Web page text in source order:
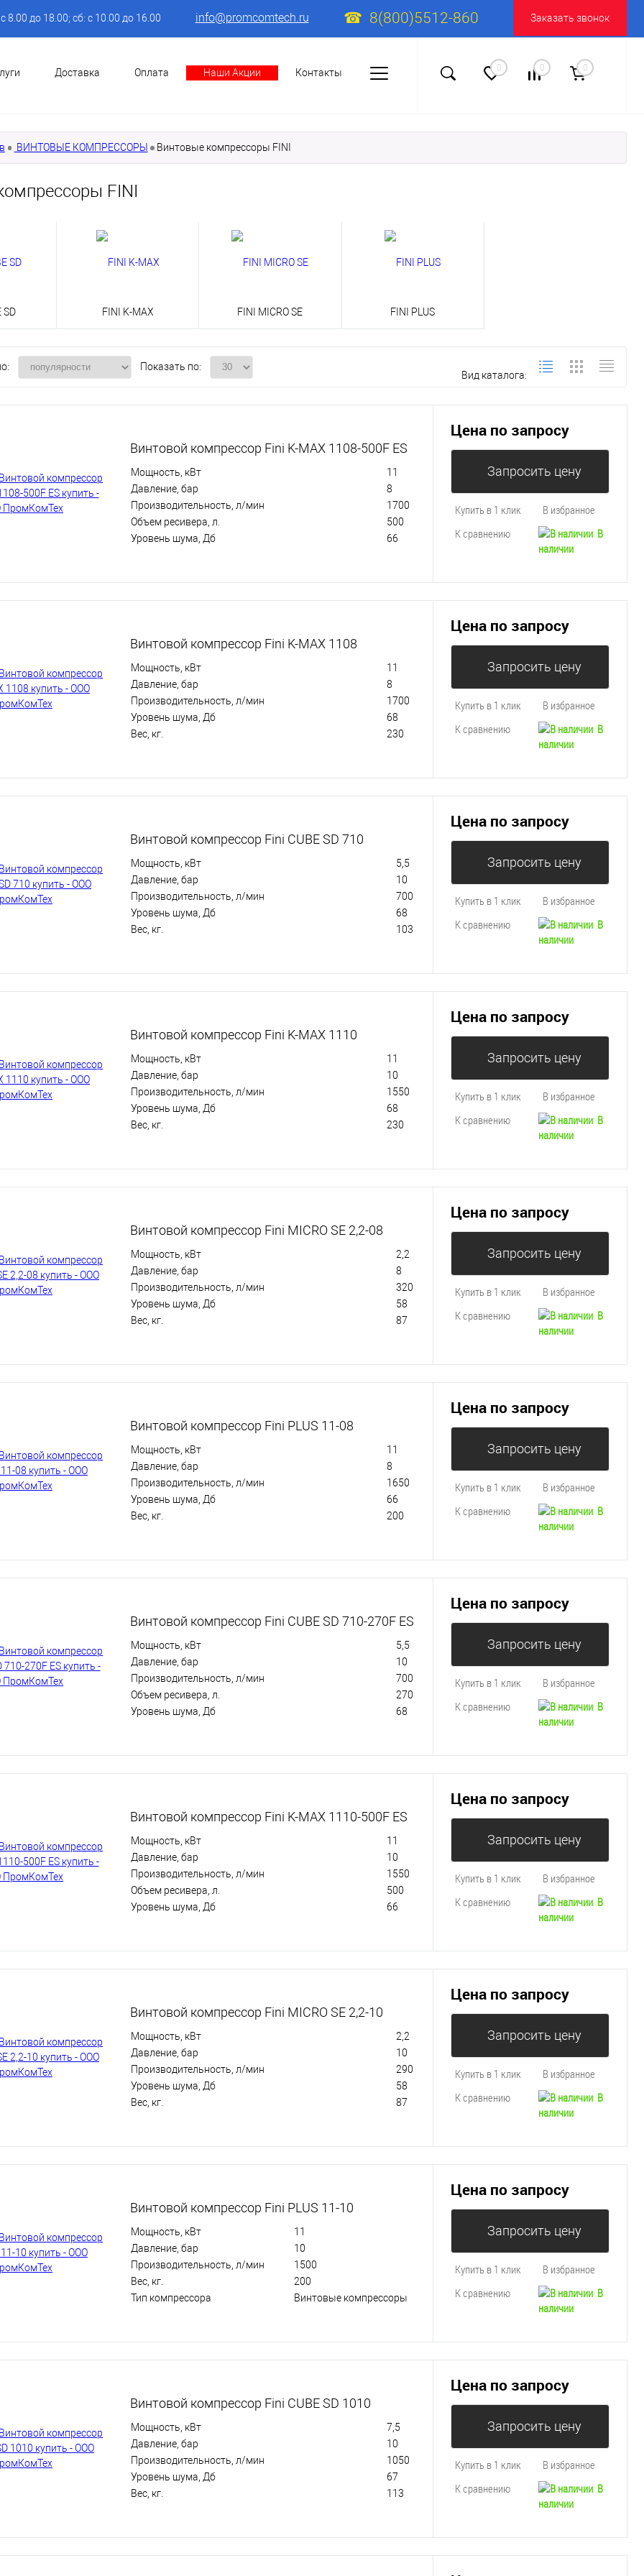
8.00 до 18.00; сб: с 10.00 до 16.00 info@promcomtech.ru 8(800)5512-860 Заказать звонок
Доставка Оплата Наши Акции Контакты 0 0 0
ВИНТОВЫЕ КОМПРЕССОРЫ Винтовые компрессоры FINI
FINI
SD FINI K-MAX FINI MICRO SE FINI PLUS
Показать по:
Вид каталога:
Винтовой компрессор Fini K-MAX 1108-500F ES
Мощность, кВт
11
Давление, бар
8
Производительность, л/мин
1700
Объем ресивера, л.
500
Уровень шума, Дб
66
Цена по запросу
Запросить цену
Купить в 1 клик
В избранное
К сравнению
В
наличии
Винтовой компрессор Fini K-MAX 1108
Мощность, кВт
11
Давление, бар
8
Производительность, л/мин
1700
Уровень шума, Дб
68
Вес, кг.
230
Цена по запросу
Запросить цену
Купить в 1 клик
В избранное
К сравнению
В
наличии
Винтовой компрессор Fini CUBE SD 710
Мощность, кВт
5,5
Давление, бар
10
Производительность, л/мин
700
Уровень шума, Дб
68
Вес, кг.
103
Цена по запросу
Запросить цену
Купить в 1 клик
В избранное
К сравнению
В
наличии
Винтовой компрессор Fini K-MAX 1110
Мощность, кВт
11
Давление, бар
10
Производительность, л/мин
1550
Уровень шума, Дб
68
Вес, кг.
230
Цена по запросу
Запросить цену
Купить в 1 клик
В избранное
К сравнению
В
наличии
Винтовой компрессор Fini MICRO SE 2,2-08
Мощность, кВт
2,2
Давление, бар
8
Производительность, л/мин
320
Уровень шума, Дб
58
Вес, кг.
87
Цена по запросу
Запросить цену
Купить в 1 клик
В избранное
К сравнению
В
наличии
Винтовой компрессор Fini PLUS 11-08
Мощность, кВт
11
Давление, бар
8
Производительность, л/мин
1650
Уровень шума, Дб
66
Вес, кг.
200
Цена по запросу
Запросить цену
Купить в 1 клик
В избранное
К сравнению
В
наличии
Винтовой компрессор Fini CUBE SD 710-270F ES
Мощность, кВт
5,5
Давление, бар
10
Производительность, л/мин
700
Объем ресивера, л.
270
Уровень шума, Дб
68
Цена по запросу
Запросить цену
Купить в 1 клик
В избранное
К сравнению
В
наличии
Винтовой компрессор Fini K-MAX 1110-500F ES
Мощность, кВт
11
Давление, бар
10
Производительность, л/мин
1550
Объем ресивера, л.
500
Уровень шума, Дб
66
Цена по запросу
Запросить цену
Купить в 1 клик
В избранное
К сравнению
В
наличии
Винтовой компрессор Fini MICRO SE 2,2-10
Мощность, кВт
2,2
Давление, бар
10
Производительность, л/мин
290
Уровень шума, Дб
58
Вес, кг.
87
Цена по запросу
Запросить цену
Купить в 1 клик
В избранное
К сравнению
В
наличии
Винтовой компрессор Fini PLUS 11-10
Мощность, кВт
11
Давление, бар
10
Производительность, л/мин
1500
Вес, кг.
200
Тип компрессора
Винтовые компрессоры
Цена по запросу
Запросить цену
Купить в 1 клик
В избранное
К сравнению
В
наличии
Винтовой компрессор Fini CUBE SD 1010
Мощность, кВт
7,5
Давление, бар
10
Производительность, л/мин
1050
Уровень шума, Дб
67
Вес, кг.
113
Цена по запросу
Запросить цену
Купить в 1 клик
В избранное
К сравнению
В
наличии